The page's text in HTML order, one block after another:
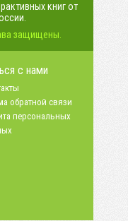
книг от
защищены.
с нами
обратной связи
персональных